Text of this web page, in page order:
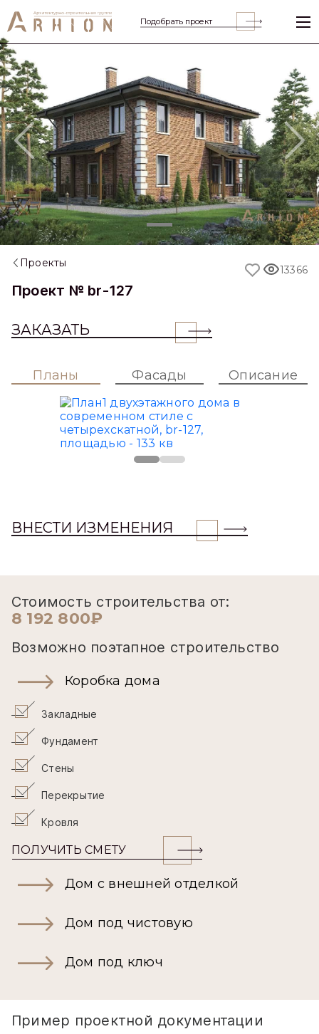
Подобрать проект
Previous
Проекты
Проект № br-127
ЗАКАЗАТЬ
13366
Планы Фасады Описание
ВНЕСТИ ИЗМЕНЕНИЯ
Стоимость строительства от:
8 192 800₽
Возможно поэтапное строительство
Коробка дома
Закладные
Фундамент
Стены
Перекрытие
Кровля
ПОЛУЧИТЬ СМЕТУ
Дом с внешней отделкой
Дом под чистовую
Дом под ключ
Пример проектной документации